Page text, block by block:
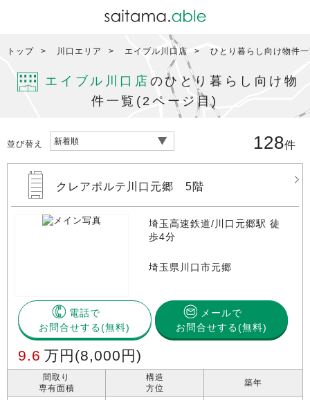
トップ 川口エリア エイブル川口店 ひとり暮らし向け物件
エイブル川口店 のひとり暮らし向け物
件一覧(2ページ目)
並び替え 128件
クレアポルテ川口元郷 5階
埼玉高速鉄道/川口元郷駅 徒
歩4分
埼玉県川口市元郷
電話で
お問合せする
メールで
お問合せする(無料)
9.6 万円 (8,000円)
間取り
専有面積
構造
方位
築年